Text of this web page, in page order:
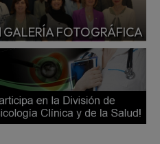
GALERÍA FOTOGRÁFICA